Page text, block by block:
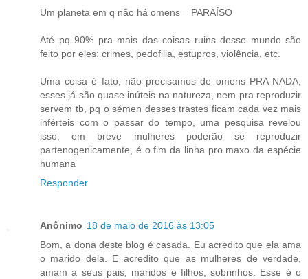
Um planeta em q não há omens = PARAÍSO
Até pq 90% pra mais das coisas ruins desse mundo são
feito por eles: crimes, pedofilia, estupros, violência, etc.
Uma coisa é fato, não precisamos de omens PRA NADA,
esses já são quase inúteis na natureza, nem pra reproduzir
servem tb, pq o sémen desses trastes ficam cada vez mais
inférteis com o passar do tempo, uma pesquisa revelou
isso, em breve mulheres poderão se reproduzir
partenogenicamente, é o fim da linha pro maxo da espécie
humana
Responder
Anônimo 18 de maio de 2016 às 13:05
Bom, a dona deste blog é casada. Eu acredito que ela ama
o marido dela. E acredito que as mulheres de verdade,
amam a seus pais, maridos e filhos, sobrinhos. Esse é o